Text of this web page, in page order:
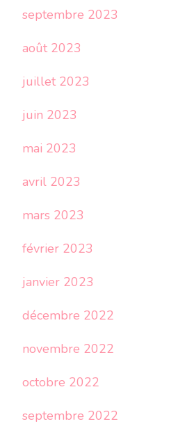
septembre 2023
août 2023
juillet 2023
juin 2023
mai 2023
avril 2023
mars 2023
février 2023
janvier 2023
décembre 2022
novembre 2022
octobre 2022
septembre 2022